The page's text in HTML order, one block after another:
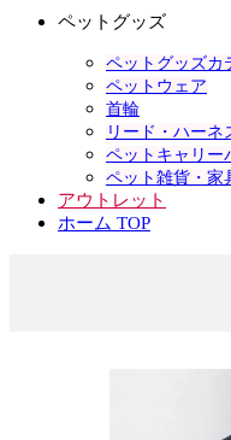
ペットグッズ
ペットグッズカ
ペットウェア
首輪
リード・ハーネ
ペットキャリー
ペット雑貨・家
アウトレット
ホーム TOP